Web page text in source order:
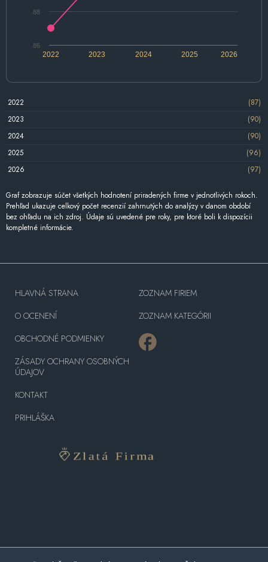
2022 2024 2026
2023 2025
86
88
2022
(87)
2023
(90)
2024
(90)
2025
(96)
2026
(97)
Graf zobrazuje súčet všetkých hodnotení priradených firme v jednotlivých rokoch.
Prehľad ukazuje celkový počet recenzií zahrnutých do analýzy v danom období
bez ohľadu na ich zdroj. Údaje sú uvedené pre roky, pre ktoré boli k dispozícii
kompletné informácie.
HLAVNÁ STRANA
O OCENENÍ
OBCHODNÉ PODMIENKY
ZÁSADY OCHRANY OSOBNÝCH
ÚDAJOV
KONTAKT
PRIHLÁŠKA
ZOZNAM FIRIEM
ZOZNAM KATEGÓRII